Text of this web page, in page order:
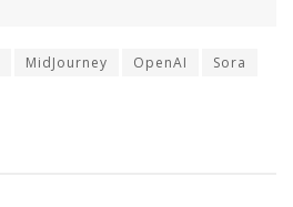
MidJourney OpenAI
Sora